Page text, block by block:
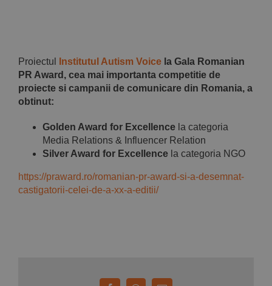
Proiectul Institutul Autism Voicela Gala Romanian
PR Award, cea mai importanta competitie de
proiecte si campanii de comunicare din Romania, a
obtinut:
Golden Award for Excellencela categoria
Media Relations & Influencer Relation
Silver Award for Excellencela categoria NGO
https://praward.ro/romanian-pr-award-si-a-desemnat-
castigatorii-celei-de-a-xx-a-editii/